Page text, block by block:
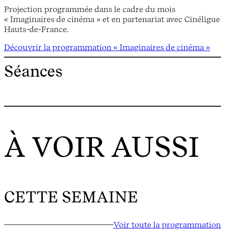
Projection programmée dans le cadre du mois
« Imaginaires de cinéma » et en partenariat avec Cinéligue
Hauts-de-France.
Découvrir la programmation « Imaginaires de cinéma »
Séances
À VOIR AUSSI
CETTE SEMAINE
Voir toute la programmation